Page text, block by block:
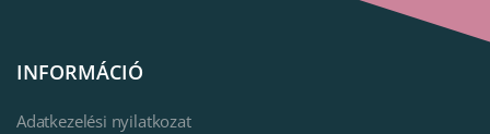
INFORMÁCIÓ
Adatkezelési nyilatkozat